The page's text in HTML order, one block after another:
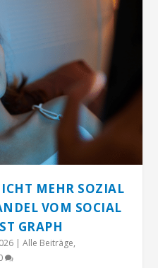
MEHR SOZIAL
VOM SOCIAL
GRAPH
|Alle Beiträge,